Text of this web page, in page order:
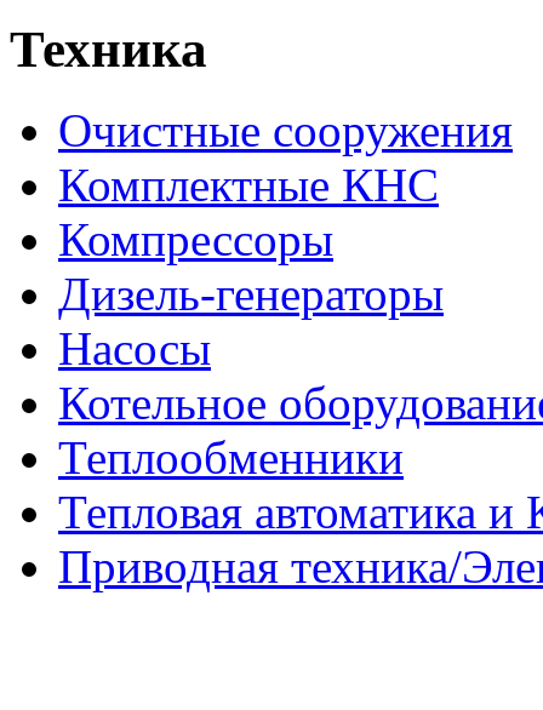
Техника
Очистные сооружения
Комплектные КНС
Компрессоры
Дизель-генераторы
Насосы
Котельное
Теплообменники
Тепловая автоматика
Приводная техника/